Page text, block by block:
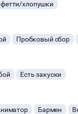
хлопушки
Пробковый сбор
Есть закуски
Бармен